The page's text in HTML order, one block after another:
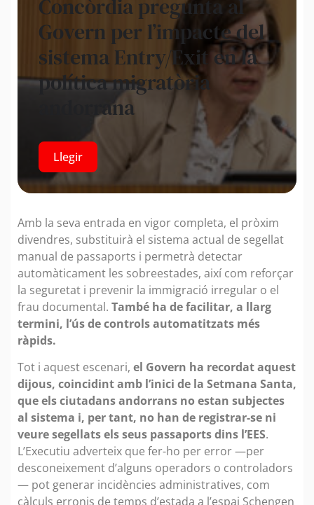
Concòrdia pregunta al
Govern per l’impacte del
sistema Entry/Exit en la
política migratòria
andorrana
Llegir
Amb la seva entrada en vigor completa, el pròxim
divendres, substituirà el sistema actual de segellat
manual de passaports i permetrà detectar
automàticament les sobreestades, així com reforçar
la seguretat i prevenir la immigració irregular o el
frau documental. També ha de facilitar, a llarg
termini, l’ús de controls automatitzats més
ràpids.
Tot i aquest escenari, el Govern ha recordat aquest
dijous, coincidint amb l’inici de la Setmana Santa,
que els ciutadans andorrans no estan subjectes
al sistema i, per tant, no han de registrar-se ni
veure segellats els seus passaports dins l’EES.
L’Executiu adverteix que fer-ho per error —per
desconeixement d’alguns operadors o controladors
— pot generar incidències administratives, com
càlculs erronis de temps d’estada a l’espai Schengen